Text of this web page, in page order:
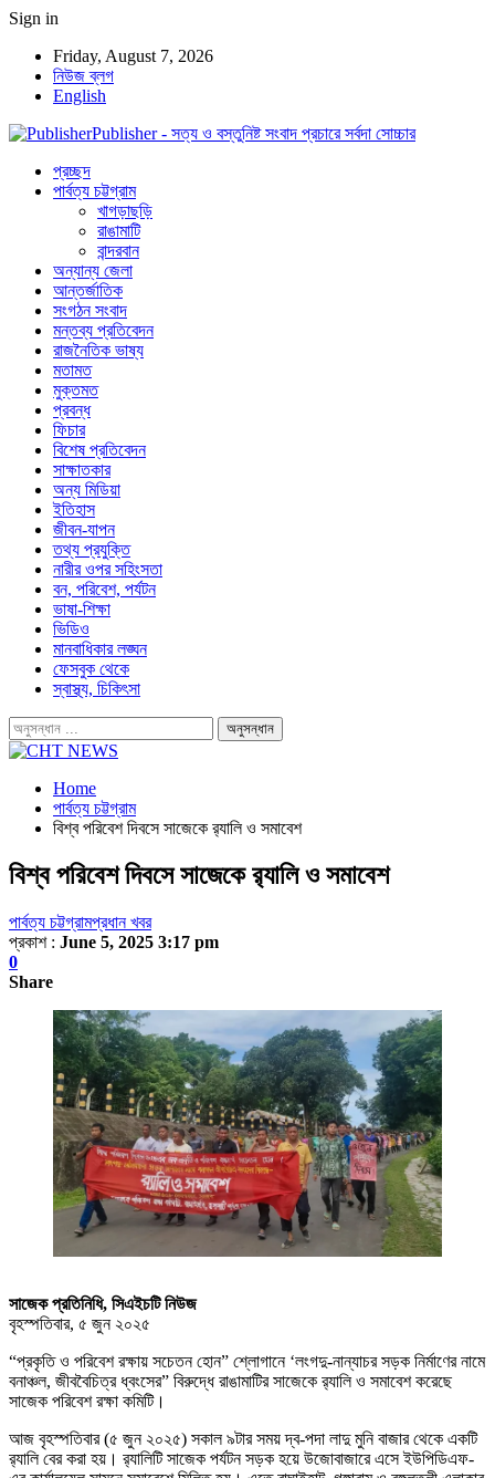
Sign in
Friday, August 7, 2026
নিউজ ব্লগ
English
Publisher - সত্য ও বস্তুনিষ্ট সংবাদ প্রচারে সর্বদা সোচ্চার
প্রচ্ছদ
পার্বত্য চট্টগ্রাম
খাগড়াছড়ি
রাঙামাটি
বান্দরবান
অন্যান্য জেলা
আন্তর্জাতিক
সংগঠন সংবাদ
মন্তব্য প্রতিবেদন
রাজনৈতিক ভাষ্য
মতামত
মুক্তমত
প্রবন্ধ
ফিচার
বিশেষ প্রতিবেদন
সাক্ষাতকার
অন্য মিডিয়া
ইতিহাস
জীবন-যাপন
তথ্য প্রযুক্তি
নারীর ওপর সহিংসতা
বন, পরিবেশ, পর্যটন
ভাষা-শিক্ষা
ভিডিও
মানবাধিকার লঙ্ঘন
ফেসবুক থেকে
স্বাস্থ্য, চিকিৎসা
Home
পার্বত্য চট্টগ্রাম
বিশ্ব পরিবেশ দিবসে সাজেকে র‌্যালি ও সমাবেশ
বিশ্ব পরিবেশ দিবসে সাজেকে র‌্যালি ও সমাবেশ
পার্বত্য চট্টগ্রামপ্রধান খবর
প্রকাশ : June 5, 2025 3:17 pm
0
Share
সাজেক প্রতিনিধি, সিএইচটি নিউজ
বৃহস্পতিবার, ৫ জুন ২০২৫
“প্রকৃতি ও পরিবেশ রক্ষায় সচেতন হোন” শ্লোগানে ‘লংগদু-নান্যাচর সড়ক নির্মাণের নামে
বনাঞ্চল, জীববৈচিত্র ধ্বংসের” বিরুদ্ধে রাঙামাটির সাজেকে র‌্যালি ও সমাবেশ করেছে
সাজেক পরিবেশ রক্ষা কমিটি।
আজ বৃহস্পতিবার (৫ জুন ২০২৫) সকাল ৯টার সময় দ্ব-পদা লাদু মুনি বাজার থেকে একটি
র‌্যালি বের করা হয়। র‌্যালিটি সাজেক পর্যটন সড়ক হয়ে উজোবাজারে এসে ইউপিডিএফ-